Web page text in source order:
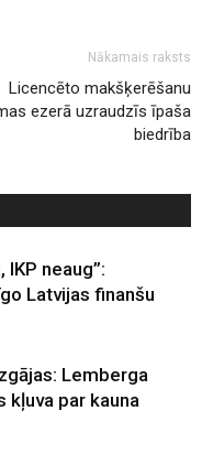
Nākamais raksts
Licencēto makšķerēšanu
ezerā uzraudzīs īpaša
biedrība
IKP neaug”:
Latvijas finanšu
Lemberga
kļuva par kauna